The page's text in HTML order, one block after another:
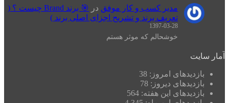
مدیر کسب و کار موفق در
🎯 برند Brand چیست ؟ (
تعریف برند و تشریح اجزای اصلی برند )
1397-03-28
خوشحالم که موثر هستم
آمار سایت
بازدیدهای امروز: 38
بازدیدهای دیروز: 78
بازدیدهای این هفته: 564